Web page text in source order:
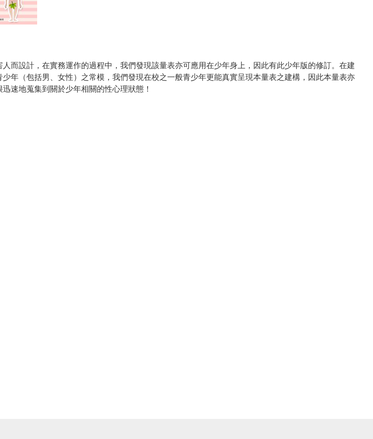
計，在實務運作的過程中，我們發現該量表亦可應用在少年身上，因此有此少年版的修訂。在建
年（包括男、女性）之常模，我們發現在校之一般青少年更能真實呈現本量表之建構，因此本量表亦
速地蒐集到關於少年相關的性心理狀態！